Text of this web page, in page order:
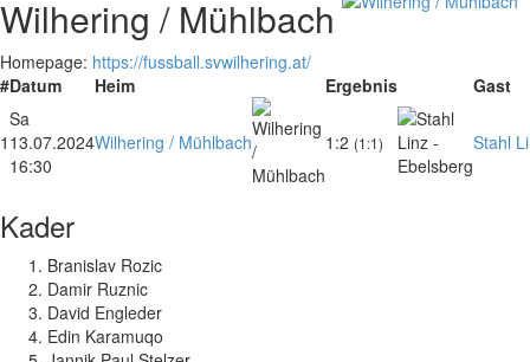
Wilhering / Mühlbach
Homepage: https://fussball.svwilhering.at/
#Datum Heim Ergebnis Gast
1
Sa
13.07.2024
16:30
Wilhering / Mühlbach 1:2 (1:1) Stahl
Kader
Branislav Rozic
Damir Ruznic
David Engleder
Edin Karamuqo